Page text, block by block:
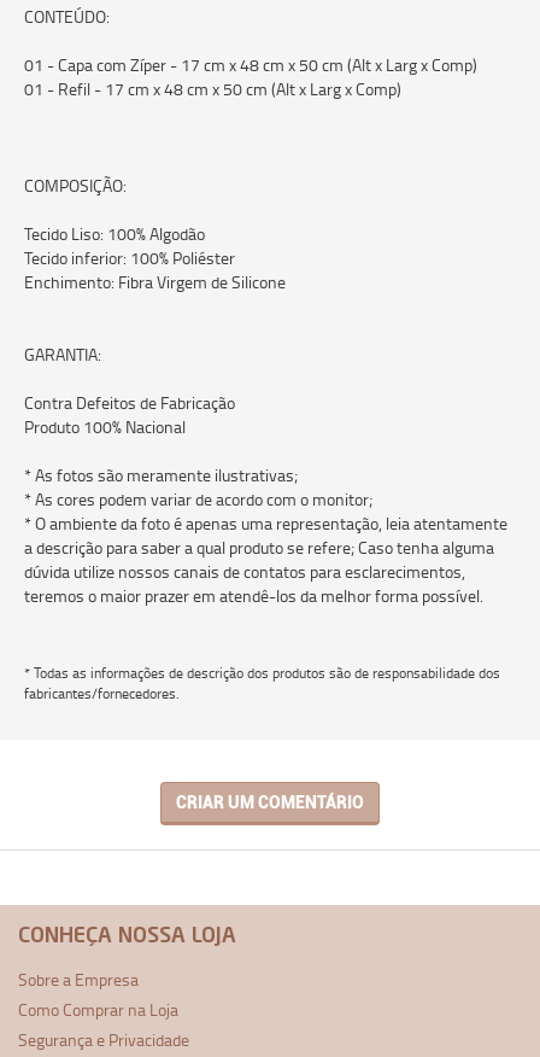
CONTEÚDO:
01 - Capa com Zíper - 17 cm x 48 cm x 50 cm (Alt x Larg x Comp)
01 - Refil - 17 cm x 48 cm x 50 cm (Alt x Larg x Comp)
COMPOSIÇÃO:
Tecido Liso: 100% Algodão
Tecido inferior: 100% Poliéster
Enchimento: Fibra Virgem de Silicone
GARANTIA:
Contra Defeitos de Fabricação
Produto 100% Nacional
* As fotos são meramente ilustrativas;
* As cores podem variar de acordo com o monitor;
* O ambiente da foto é apenas uma representação, leia atentamente
a descrição para saber a qual produto se refere; Caso tenha alguma
dúvida utilize nossos canais de contatos para esclarecimentos,
teremos o maior prazer em atendê-los da melhor forma possível.
* Todas as informações de descrição dos produtos são de responsabilidade dos
fabricantes/fornecedores.
CRIAR UM COMENTÁRIO
CONHEÇA NOSSA LOJA
Sobre a Empresa
Como Comprar na Loja
Segurança e Privacidade